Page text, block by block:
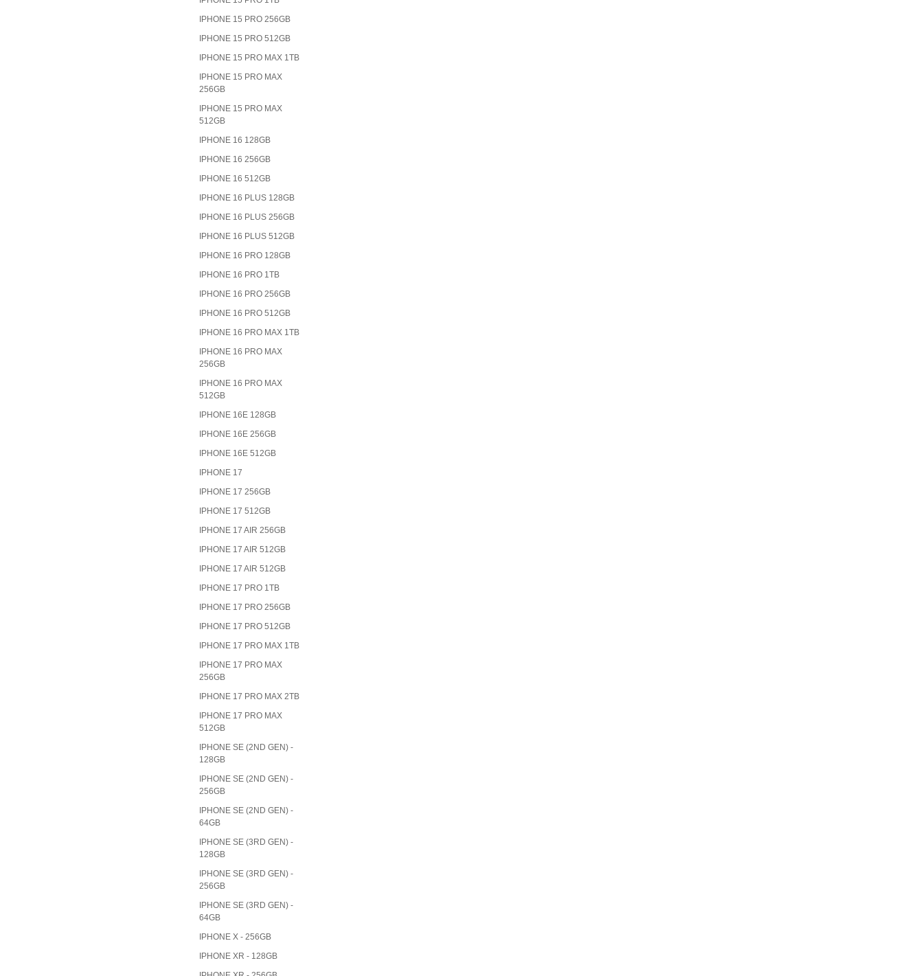
IPHONE 15 PRO 256GB
IPHONE 15 PRO 512GB
IPHONE 15 PRO MAX 1TB
IPHONE 15 PRO MAX
256GB
IPHONE 15 PRO MAX
512GB
IPHONE 16 128GB
IPHONE 16 256GB
IPHONE 16 512GB
IPHONE 16 PLUS 128GB
IPHONE 16 PLUS 256GB
IPHONE 16 PLUS 512GB
IPHONE 16 PRO 128GB
IPHONE 16 PRO 1TB
IPHONE 16 PRO 256GB
IPHONE 16 PRO 512GB
IPHONE 16 PRO MAX 1TB
IPHONE 16 PRO MAX
256GB
IPHONE 16 PRO MAX
512GB
IPHONE 16E 128GB
IPHONE 16E 256GB
IPHONE 16E 512GB
IPHONE 17
IPHONE 17 256GB
IPHONE 17 512GB
IPHONE 17 AIR 256GB
IPHONE 17 AIR 512GB
IPHONE 17 AIR 512GB
IPHONE 17 PRO 1TB
IPHONE 17 PRO 256GB
IPHONE 17 PRO 512GB
IPHONE 17 PRO MAX 1TB
IPHONE 17 PRO MAX
256GB
IPHONE 17 PRO MAX 2TB
IPHONE 17 PRO MAX
512GB
IPHONE SE (2ND GEN) -
128GB
IPHONE SE (2ND GEN) -
256GB
IPHONE SE (2ND GEN) -
64GB
IPHONE SE (3RD GEN) -
128GB
IPHONE SE (3RD GEN) -
256GB
IPHONE SE (3RD GEN) -
64GB
IPHONE X - 256GB
IPHONE XR - 128GB